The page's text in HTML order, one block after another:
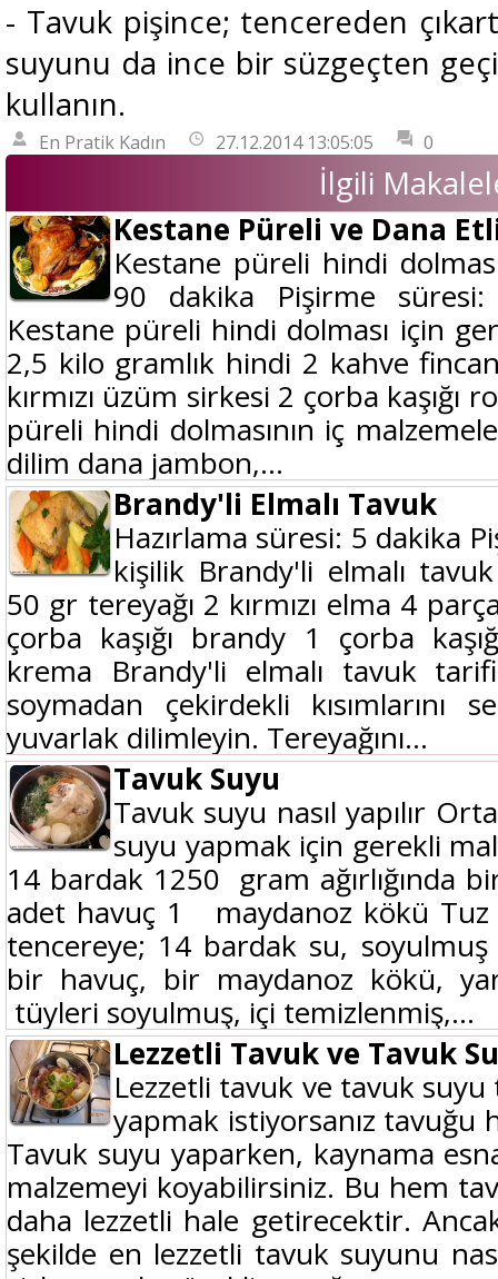
- Tavuk pişince; tencereden
suyunu da ince bir süzgeçten
kullanın.
En Pratik Kadın 27.12.2014 13:05:05 0
İlgili
Kestane Püreli ve Dana
Kestane püreli hindi
90 dakika Pişirme
Kestane püreli hindi dolması için
2,5 kilo gramlık hindi 2 kahve
kırmızı üzüm sirkesi 2 çorba
püreli hindi dolmasının iç
dilim dana jambon,...
Brandy'li Elmalı Tavuk
Hazırlama süresi: 5 dakika
kişilik Brandy'li elmalı
50 gr tereyağı 2 kırmızı elma 4
çorba kaşığı brandy 1 çorba
krema Brandy'li elmalı tavuk
soymadan çekirdekli kısımlarını
yuvarlak dilimleyin. Tereyağını...
Tavuk Suyu
Tavuk suyu nasıl yapılır
suyu yapmak için gerekli
14 bardak 1250 gram
adet havuç 1 maydanoz kökü Tuz
tencereye; 14 bardak su, soyulmuş
bir havuç, bir maydanoz kökü,
tüyleri soyulmuş, içi temizlenmiş,...
Lezzetli Tavuk ve Tavuk
Lezzetli tavuk ve tavuk
yapmak istiyorsanız tavuğu
Tavuk suyu yaparken, kaynama
malzemeyi koyabilirsiniz. Bu hem
daha lezzetli hale getirecektir.
şekilde en lezzetli tavuk suyunu